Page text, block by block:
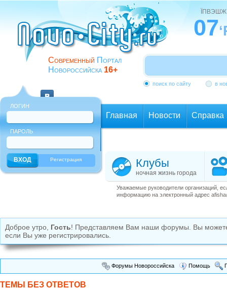
Современный Портал
Новороссийска 16+
07
поиск по сайту в
ЛОГИН
ПАРОЛЬ
Регистрация
Главная Новости Справка
Клубы
ночная жизнь города
Уважаемые руководители организаций,
информацию на электронный адрес
Доброе утро, Гость! Представляем Вам наши форумы. Вы
если Вы уже регистрировались.
Форумы Новороссийска Помощь
ТЕМЫ БЕЗ ОТВЕТОВ